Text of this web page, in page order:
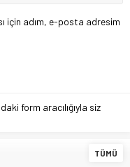
için adım, e-posta adresim
form aracılığıyla siz
TÜMÜ